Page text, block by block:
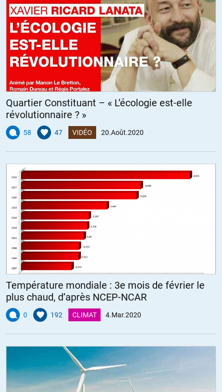
Quartier Constituant – « L’écologie est-elle
révolutionnaire ? »
58 47 VIDÉO 20.Août.2020
Température mondiale : 3e mois de février le
plus chaud, d’après NCEP-NCAR
0 192 CLIMAT 4.Mar.2020